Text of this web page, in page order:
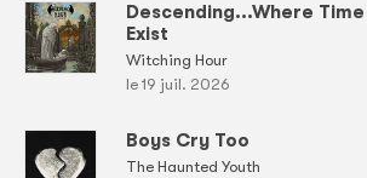
Descending...Where
Exist
Witching Hour
le 19 juil. 2026
Boys Cry Too
The Haunted Youth